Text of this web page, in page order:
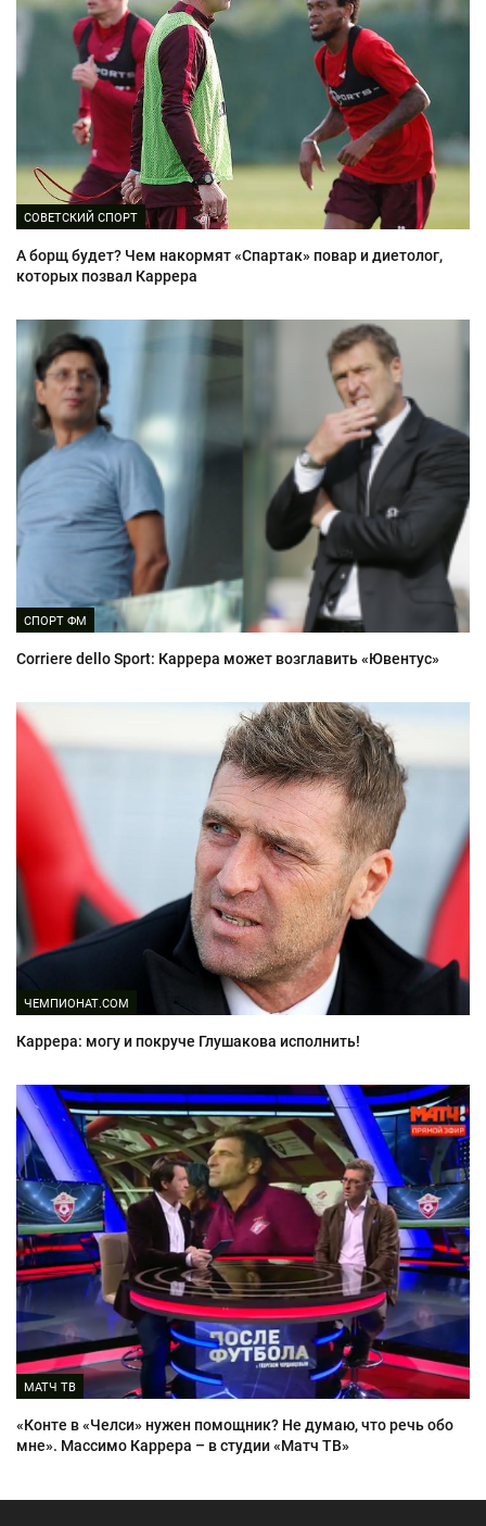
СОВЕТСКИЙ СПОРТ
А борщ будет? Чем накормят «Спартак» повар и диетолог,
которых позвал Каррера
СПОРТ ФМ
Corriere dello Sport: Каррера может возглавить «Ювентус»
ЧЕМПИОНАТ.COM
Каррера: могу и покруче Глушакова исполнить!
МАТЧ ТВ
«Конте в «Челси» нужен помощник? Не думаю, что речь обо
мне». Массимо Каррера – в студии «Матч ТВ»